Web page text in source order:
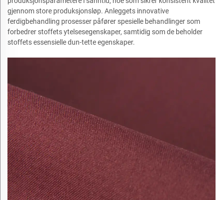
gjennom store produksjonsløp. Anleggets innovative
ferdigbehandling prosesser påfører spesielle behandlinger som
forbedrer stoffets ytelsesegenskaper, samtidig som de beholder
stoffets essensielle dun-tette egenskaper.